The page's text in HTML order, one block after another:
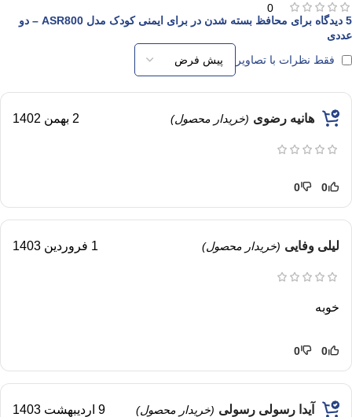
0
5 دیدگاه برای
محافظ بسته شدن در برای ایمنی کودک مدل ASR800 – دو
عددی
فقط نظرات با تصاویر
هانیه رضوی (خریدار محصول) 2 بهمن 1402
0
0
لیلی وفایی (خریدار محصول) 1 فروردین 1403
خوبه
0
0
آیدا رسولی رسولی (خریدار محصول) 9 اردیبهشت 1403